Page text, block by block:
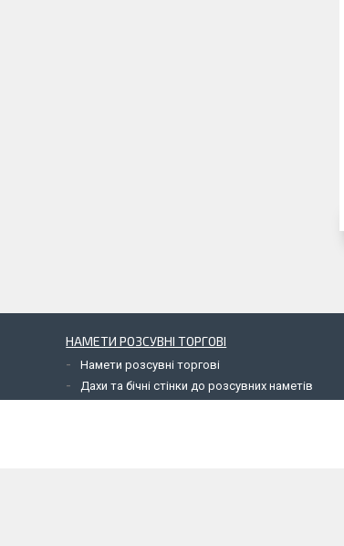
НАМЕТИ РОЗСУВНІ ТОРГОВІ
Намети розсувні торгові
Дахи та бічні стінки до розсувних наметів